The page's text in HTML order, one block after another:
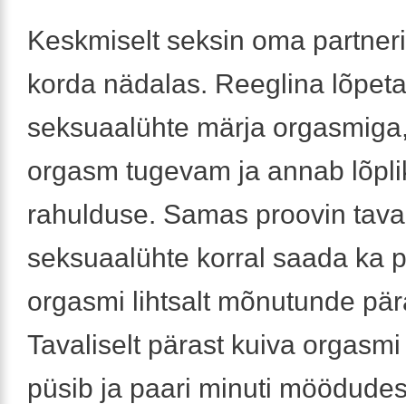
Keskmiselt seksin oma
korda nädalas. Reeglina
seksuaalühte märja
orgasm tugevam ja annab
rahulduse. Samas proovin
seksuaalühte korral saada ka
orgasmi lihtsalt mõnutunde
Tavaliselt pärast kuiva
püsib ja paari minuti